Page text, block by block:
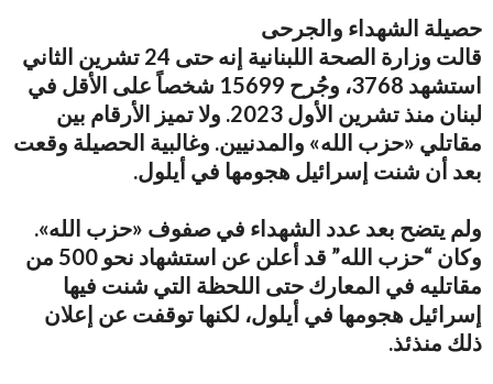
حصيلة الشهداء والجرحى
قالت وزارة الصحة اللبنانية إنه حتى 24 تشرين الثاني
استشهد 3768، وجُرح 15699 شخصاً على الأقل في
لبنان منذ تشرين الأول 2023. ولا تميز الأرقام بين
مقاتلي «حزب الله» والمدنيين. وغالبية الحصيلة وقعت
بعد أن شنت إسرائيل هجومها في أيلول.
ولم يتضح بعد عدد الشهداء في صفوف «حزب الله».
وكان “حزب الله” قد أعلن عن استشهاد نحو 500 من
مقاتليه في المعارك حتى اللحظة التي شنت فيها
إسرائيل هجومها في أيلول، لكنها توقفت عن إعلان
ذلك منذئذ.